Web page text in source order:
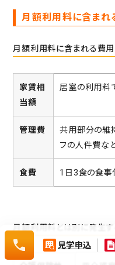
0120-
532-
見学申込
月額利用料に含まれ
月額利用料に含まれる費用
家賃相
当額
居室の利用料で
管理費
共用部分の維
フの人件費など
食費 1日3食の食事
月額利用料とは別に発生す